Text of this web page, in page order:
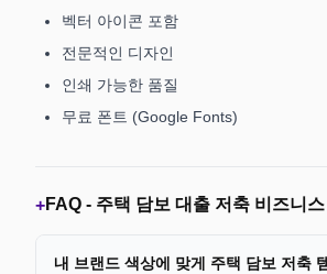
벡터 아이콘 포함
전문적인 디자인
인쇄 가능한 품질
무료 폰트 (Google Fonts)
+FAQ - 주택 담보 대출 저축 비즈니
내 브랜드 색상에 맞게 주택 담보 저축